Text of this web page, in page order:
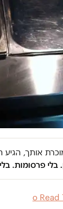
אותך, הגיע
בלי פרסומות.
o Read